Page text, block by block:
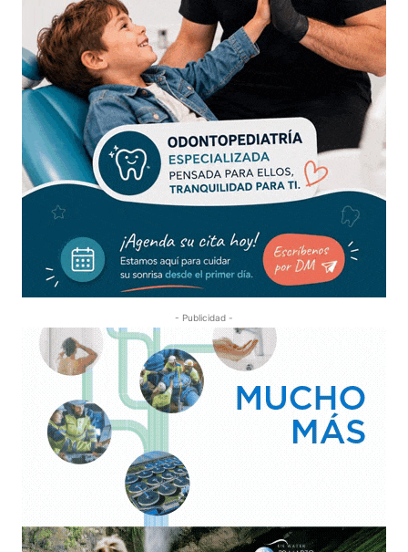
- Publicidad -